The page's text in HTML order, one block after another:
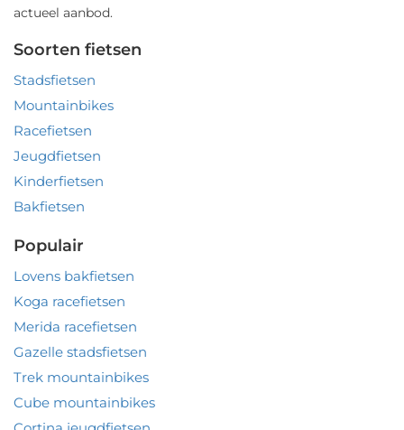
actueel aanbod.
Soorten fietsen
Stadsfietsen
Mountainbikes
Racefietsen
Jeugdfietsen
Kinderfietsen
Bakfietsen
Populair
Lovens bakfietsen
Koga racefietsen
Merida racefietsen
Gazelle stadsfietsen
Trek mountainbikes
Cube mountainbikes